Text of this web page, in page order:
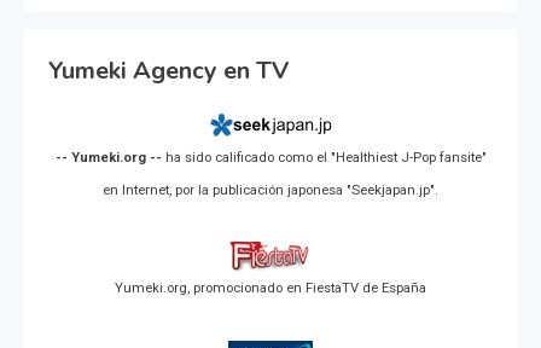
Yumeki Agency en TV
-- Yumeki.org -- ha sido calificado como el "Healthiest J-Pop fansite"
en Internet, por la publicación japonesa "Seekjapan.jp".
Yumeki.org, promocionado en FiestaTV de España